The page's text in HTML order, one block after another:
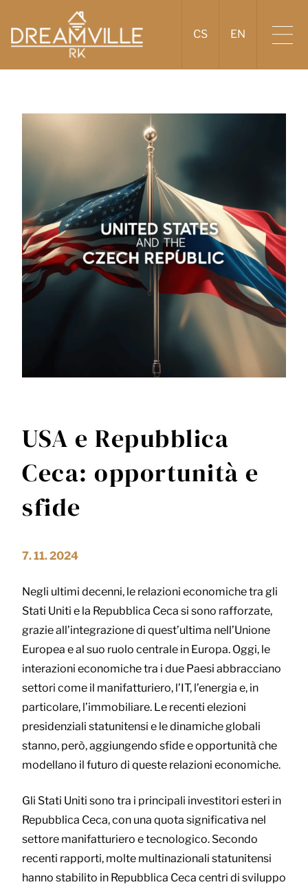
CS EN
USA e Repubblica
Ceca: opportunità e
sfide
7. 11. 2024
Negli ultimi decenni, le relazioni economiche tra gli
Stati Uniti e la Repubblica Ceca si sono rafforzate,
grazie all’integrazione di quest’ultima nell’Unione
Europea e al suo ruolo centrale in Europa. Oggi, le
interazioni economiche tra i due Paesi abbracciano
settori come il manifatturiero, l’IT, l’energia e, in
particolare, l’immobiliare. Le recenti elezioni
presidenziali statunitensi e le dinamiche globali
stanno, però, aggiungendo sfide e opportunità che
modellano il futuro di queste relazioni economiche.
Gli Stati Uniti sono tra i principali investitori esteri in
Repubblica Ceca, con una quota significativa nel
settore manifatturiero e tecnologico. Secondo
recenti rapporti, molte multinazionali statunitensi
hanno stabilito in Repubblica Ceca centri di sviluppo